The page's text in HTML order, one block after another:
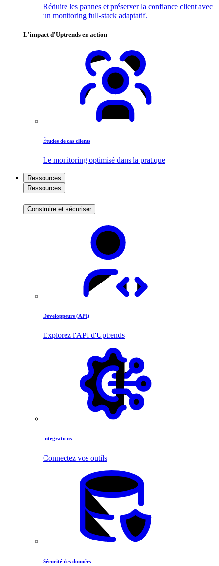
Réduire les pannes et préserver la confiance client avec
un monitoring full-stack adaptatif.
L'impact d'Uptrends en action
Études de cas clients
Le monitoring optimisé dans la pratique
Ressources
Ressources
Construire et sécuriser
Développeurs (API)
Explorez l'API d'Uptrends
Intégrations
Connectez vos outils
Sécurité des données